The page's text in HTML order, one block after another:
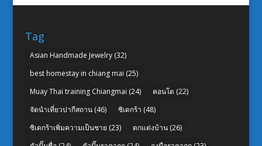
Tag
Asian Handmade Jewelry(32)
best homestay in chiang mai (25)
Muay Thai training Chiangmai (24) คอนโด (22)
จัดนำเที่ยวปากีสถาน(46) ซิเดกร้า (48)
ซิเดกร้าเพิ่มความเป็นชาย (23) ตกแต่งบ้าน(26)